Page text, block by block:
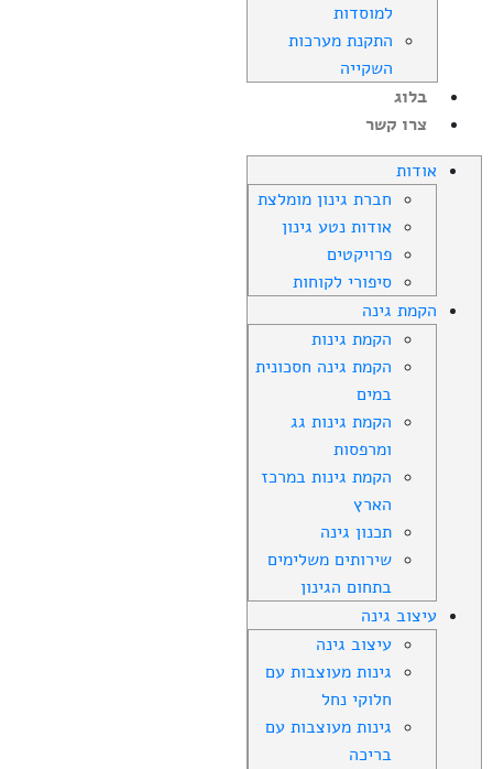
למוסדות
התקנת מערכות
השקייה
בלוג
צרו קשר
אודות
חברת גינון מומלצת
אודות נטע גינון
פרויקטים
סיפורי לקוחות
הקמת גינה
הקמת גינות
הקמת גינה חסכונית
במים
הקמת גינות גג
ומרפסות
הקמת גינות במרכז
הארץ
תכנון גינה
שירותים משלימים
בתחום הגינון
עיצוב גינה
עיצוב גינה
גינות מעוצבות עם
חלוקי נחל
גינות מעוצבות עם
בריכה